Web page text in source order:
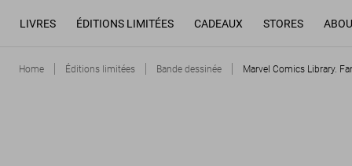
LIVRES ÉDITIONS LIMITÉES CADEAUX STORES
Home Éditions limitées Bande dessinée Marvel Comics Library.